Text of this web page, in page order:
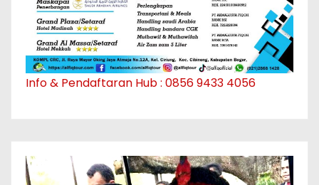
Info & Pendaftaran Hub : 0856 9433 4056